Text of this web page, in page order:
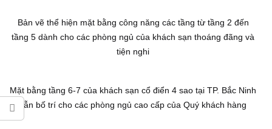
Bản vẽ thể hiện mặt bằng công năng các tầng từ tầng 2 đến
tầng 5 dành cho các phòng ngủ của khách sạn thoáng đãng và
tiện nghi
Mặt bằng tầng 6-7 của khách sạn cổ điển 4 sao tại TP. Bắc Ninh
vẫn bố trí cho các phòng ngủ cao cấp của Quý khách hàng